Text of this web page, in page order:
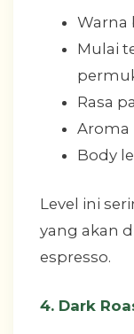
Warna
Mulai
Rasa
Aroma
Body
Level ini
yang akan
espresso.
4. Dark